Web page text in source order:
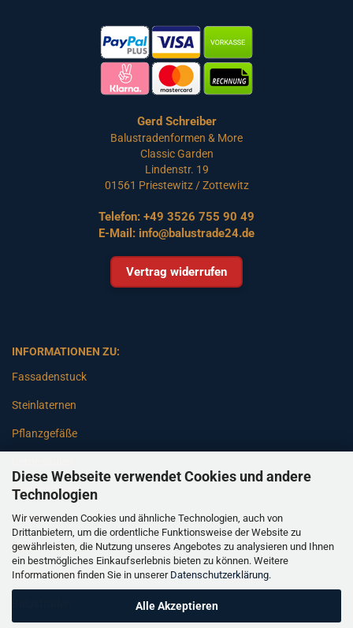
Diese Webseite verwendet Cookies und andere
Technologien
Wir verwenden Cookies und ähnliche Technologien, auch von
Drittanbietern, um die ordentliche Funktionsweise der Website zu
gewährleisten, die Nutzung unseres Angebotes zu analysieren und Ihnen
ein bestmögliches Einkaufserlebnis bieten zu können. Weitere
Informationen finden Sie in unserer Datenschutzerklärung.
Alle Akzeptieren
Gerd Schreiber
Balustradenformen & More
Classic Garden
Lindenstr. 19
01561 Priestewitz / Zottewitz
Telefon: +49 3526 755 90 49
E-Mail: info@balustrade24.de
Vertrag widerrufen
INFORMATIONEN ZU:
Fassadenstuck
Steinlaternen
Pflanzgefäße
Gartenbänke
Pfeiler
Gartenbrunnen
Gartenfiguren